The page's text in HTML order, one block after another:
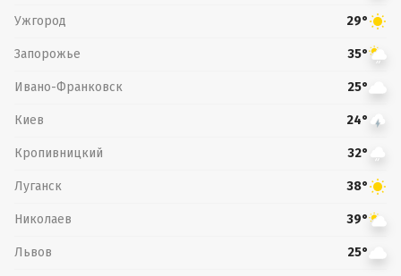
Ужгород 29°
Запорожье 35°
Ивано-Франковск 25°
Киев 24°
Кропивницкий 32°
Луганск 38°
Николаев 39°
Львов 25°